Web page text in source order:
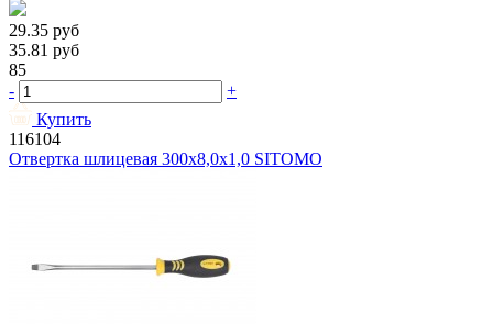
29.35 руб
35.81 руб
85
-
+
Купить
116104
Отвертка шлицевая 300х8,0х1,0 SITOMO